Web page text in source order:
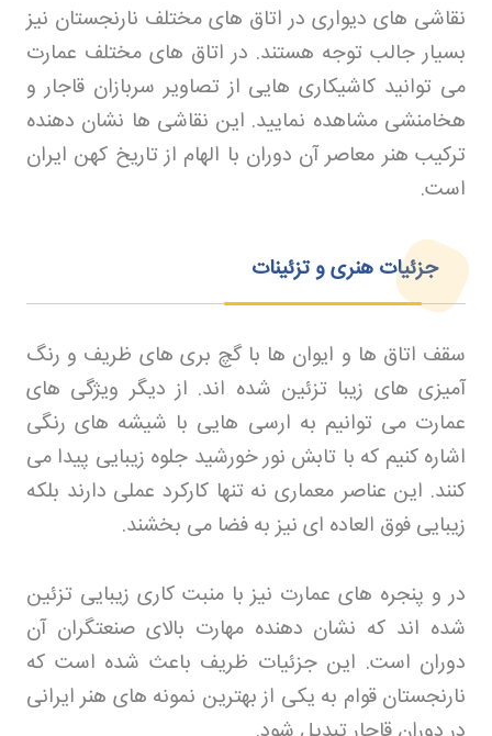
نقاشی های دیواری در اتاق های مختلف نارنجستان نیز
بسیار جالب توجه هستند. در اتاق های مختلف عمارت
می توانید کاشیکاری هایی از تصاویر سربازان قاجار و
هخامنشی مشاهده نمایید. این نقاشی ها نشان دهنده
ترکیب هنر معاصر آن دوران با الهام از تاریخ کهن ایران
است.
جزئیات هنری و تزئینات
سقف اتاق ها و ایوان ها با گچ بری های ظریف و رنگ
آمیزی های زیبا تزئین شده اند. از دیگر ویژگی های
عمارت می توانیم به ارسی هایی با شیشه های رنگی
اشاره کنیم که با تابش نور خورشید جلوه زیبایی پیدا می
کنند. این عناصر معماری نه تنها کارکرد عملی دارند بلکه
زیبایی فوق العاده ای نیز به فضا می بخشند.
در و پنجره های عمارت نیز با منبت کاری زیبایی تزئین
شده اند که نشان دهنده مهارت بالای صنعتگران آن
دوران است. این جزئیات ظریف باعث شده است که
نارنجستان قوام به یکی از بهترین نمونه های هنر ایرانی